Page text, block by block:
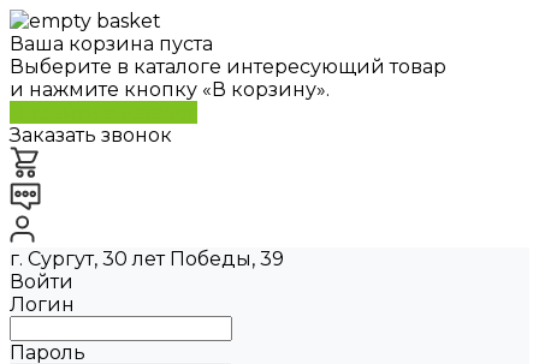
Ваша корзина пуста
Выберите в каталоге интересующий товар
и нажмите кнопку «В корзину».
Заказать звонок
г. Сургут, 30 лет Победы, 39
Войти
Логин
Пароль